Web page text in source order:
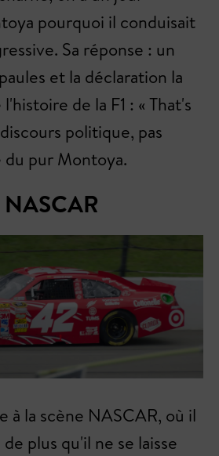
pourquoi il conduisait
Sa réponse : un
et la déclaration la
de la F1 : « That's
politique, pas
du pur Montoya.
à la scène NASCAR, où il
plus qu'il ne se laisse